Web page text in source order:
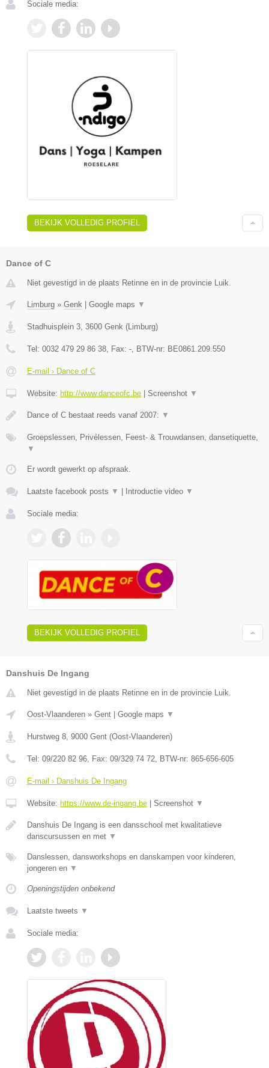
Sociale media:
BEKIJK VOLLEDIG PROFIEL
Dance of C
Niet gevestigd in de plaats Retinne en in de provincie Luik.
Limburg » Genk | Google maps ▼
Stadhuisplein 3 3600 Genk (Limburg)
Tel: 0032 479 29 86 38 , Fax: - , BTW-nr: BE0861.209.550
E-mail › Dance of C
Website: http://www.danceofc.be | Screenshot ▼
Dance of C bestaat reeds vanaf 2007: ▼
Groepslessen, Privélessen, Feest- & Trouwdansen, dansetiquette,
▼
Er wordt gewerkt op afspraak.
Laatste facebook posts ▼ | Introductie video ▼
Sociale media:
BEKIJK VOLLEDIG PROFIEL
Danshuis De Ingang
Niet gevestigd in de plaats Retinne en in de provincie Luik.
Oost-Vlaanderen » Gent Google maps ▼
Hurstweg 8 9000 Gent (Oost-Vlaanderen)
Tel: 09/220 82 96 , Fax: 09/329 74 72 , BTW-nr: 865-656-605
E-mail › Danshuis De Ingang
Website: https://www.de-ingang.be Screenshot ▼
Danshuis De Ingang is een dansschool met kwalitatieve
danscursussen en met ▼
Danslessen, dansworkshops en danskampen voor kinderen,
jongeren en ▼
Openingstijden onbekend
Laatste tweets ▼
Sociale media: